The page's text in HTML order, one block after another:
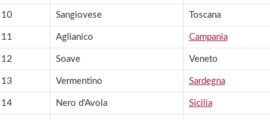
10 Sangiovese Toscana
11 Aglianico Campania
12 Soave Veneto
13 Vermentino Sardegna
14 Nero d'Avola Sicilia